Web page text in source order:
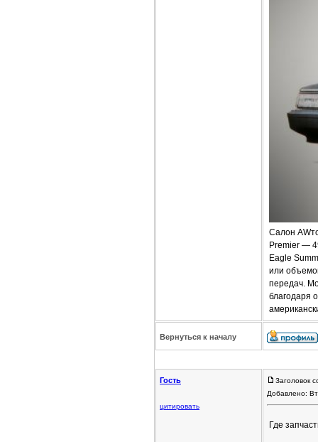
Салон
Premier —
Eagle
или
передач.
благодаря
Вернуться к началу
Гость
цитировать
Заголовок
Добавлено:
Где